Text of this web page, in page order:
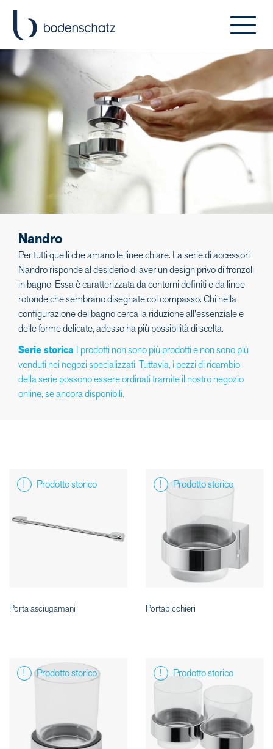
Nandro
Per tutti quelli che amano le linee chiare. La serie di accessori
Nandro risponde al desiderio di aver un design privo di fronzoli
in bagno. Essa è caratterizzata da contorni definiti e da linee
rotonde che sembrano disegnate col compasso. Chi nella
configurazione del bagno cerca la riduzione all'essenziale e
delle forme delicate, adesso ha più possibilità di scelta.
Serie storica I prodotti non sono più prodotti e non sono più
venduti nei negozi specializzati. Tuttavia, i pezzi di ricambio
della serie possono essere ordinati tramite il nostro negozio
online, se ancora disponibili.
Prodotto storico
Porta asciugamani
Prodotto storico
Portabicchieri
Prodotto storico Prodotto storico